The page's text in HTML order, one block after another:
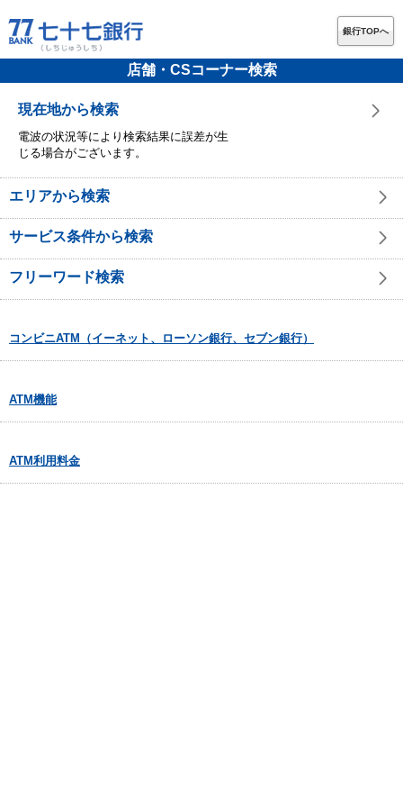
銀行TOPへ
店舗・CSコーナー検索
現在地から検索
電波の状況等により検索結果に誤差が生
じる場合がございます。
エリアから検索
サービス条件から検索
フリーワード検索
コンビニATM（イーネット、ローソン銀行、セブン銀行）
ATM機能
ATM利用料金